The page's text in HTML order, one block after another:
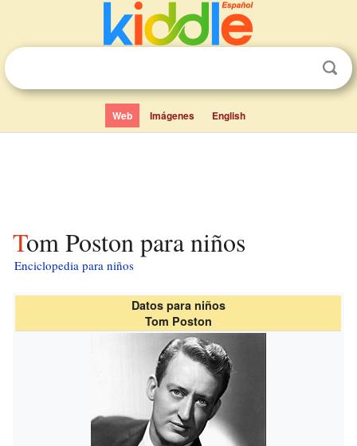
Web Imágenes English
Tom Poston para niños
Enciclopedia para niños
Datos para niños
Tom Poston